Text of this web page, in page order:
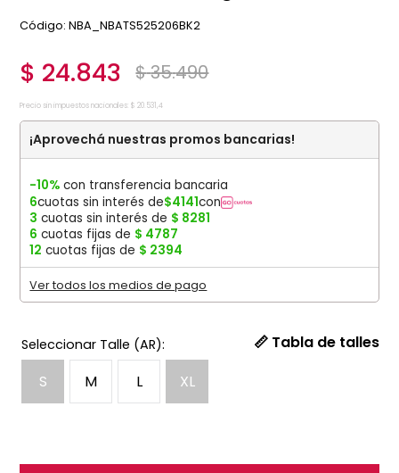
:NBA_NBATS525206BK2
$ 24.843 $35.490
Precio sin impuestos nacionales: $ 20 531,4
¡Aprovechá nuestras promos bancarias!
-10% con transferencia bancaria
6cuotas sin interés de$4141con
3 cuotas sin interés de $ 8281
6 cuotas fijas de $ 4787
12 cuotas fijas de $ 2394
Ver todos los medios de pago
S L
M XL
📏 Tabla de talles